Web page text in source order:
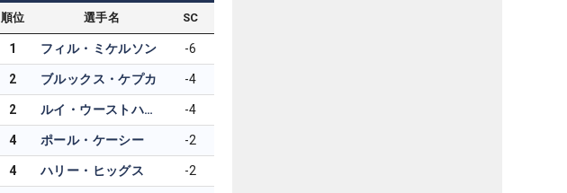
順位 選手名 SC
1 フィル・ミケルソン -6
2 ブルックス・ケプカ -4
2 ルイ・ウーストハウゼン -4
4 ポール・ケーシー -2
4 ハリー・ヒッグス -2